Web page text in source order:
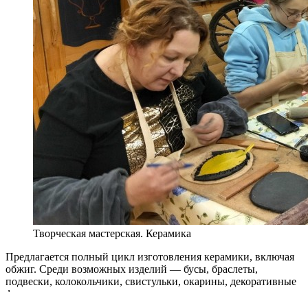
Творческая мастерская. Керамика
Предлагается полный цикл изготовления керамики, включая
обжиг. Среди возможных изделий — бусы, браслеты,
подвески, колокольчики, свистульки, окарины, декоративные